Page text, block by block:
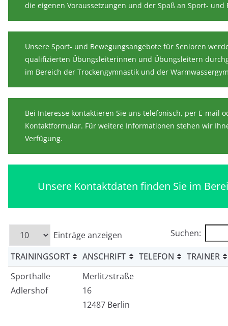
die eigenen Voraussetzungen und der Spaß an Sport- und
Unsere Sport- und Bewegungsangebote für Senioren
qualifizierten Übungsleiterinnen und Übungsleitern
im Bereich der Trockengymnastik und der
Bei Interesse kontaktieren Sie uns telefonisch, per E-mail
Kontaktformular. Für weitere Informationen stehen wir
Verfügung.
Unsere Kontaktdaten finden Sie im
Einträge anzeigen Suchen:
TRAININGSORT ANSCHRIFT TELEFON
TRAINER
Sporthalle
Adlershof
Merlitzstraße
16
12487 Berlin